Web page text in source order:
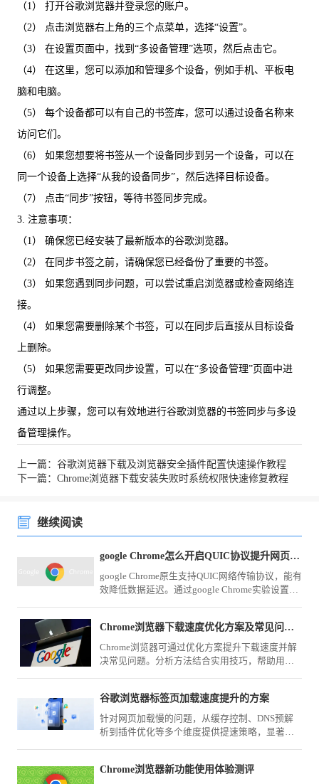
（1） 打开谷歌浏览器并登录您的账户。
（2） 点击浏览器右上角的三个点菜单，选择“设置”。
（3） 在设置页面中，找到“多设备管理”选项，然后点击它。
（4） 在这里，您可以添加和管理多个设备，例如手机、平板电
脑和电脑。
（5） 每个设备都可以有自己的书签库，您可以通过设备名称来
访问它们。
（6） 如果您想要将书签从一个设备同步到另一个设备，可以在
同一个设备上选择“从我的设备同步”，然后选择目标设备。
（7） 点击“同步”按钮，等待书签同步完成。
3. 注意事项：
（1） 确保您已经安装了最新版本的谷歌浏览器。
（2） 在同步书签之前，请确保您已经备份了重要的书签。
（3） 如果您遇到同步问题，可以尝试重启浏览器或检查网络连
接。
（4） 如果您需要删除某个书签，可以在同步后直接从目标设备
上删除。
（5） 如果您需要更改同步设置，可以在“多设备管理”页面中进
行调整。
通过以上步骤，您可以有效地进行谷歌浏览器的书签同步与多设
备管理操作。
上一篇：谷歌浏览器下载及浏览器安全插件配置快速操作教程
下一篇：Chrome浏览器下载安装失败时系统权限快速修复教程
继续阅读
google Chrome怎么开启QUIC协议提升网页加载速度
google Chrome原生支持QUIC网络传输协议，能有
效降低数据延迟。通过google Chrome实验设置页
Chrome浏览器下载速度优化方案及常见问题分析
Chrome浏览器可通过优化方案提升下载速度并解
决常见问题。分析方法结合实用技巧，帮助用户
谷歌浏览器标签页加载速度提升的方案
针对网页加载慢的问题，从缓存控制、DNS预解
析到插件优化等多个维度提供提速策略，显著提
Chrome浏览器新功能使用体验测评